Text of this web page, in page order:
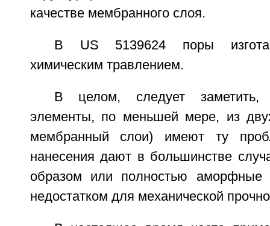
качестве мембранного слоя.
В US 5139624 поры
химическим травлением.
В целом, следует заметить,
элементы, по меньшей мере, из
мембранный слои) имеют ту
нанесения дают в большинстве
образом или полностью аморфные
недостатком для механической